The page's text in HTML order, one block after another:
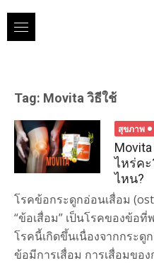
content
Tag: Movita วิธีใช้
สุขภาพ
ไหร่ค
ไหน?
โรคข้อกระดูกอ่อนเสื่อม
“ข้อเสื่อม” เป็นโรคของข้อ
โรคนี้เกิดขึ้นเนื่องจากกระ
ข้อมีการเสื่อม การเสื่อมขอ